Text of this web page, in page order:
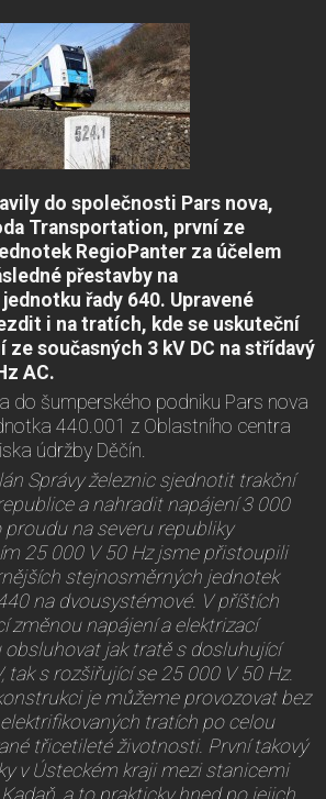
do společnosti Pars nova,
Transportation, první ze
RegioPanter za účelem
přestavby na
řady 640. Upravené
i na tratích, kde se uskuteční
ze současných 3 kV DC na střídavý
AC.
do šumperského podniku Pars nova
440.001 z Oblastního centra
údržby Děčín.
Správy železnic sjednotit trakční
a nahradit napájení 3 000
na severu republiky
25 000 V 50 Hz jsme přistoupili
stejnosměrných jednotek
na dvousystémové. V příštích
změnou napájení a elektrizací
jak tratě s dosluhující
tak s rozšiřující se 25 000 V 50 Hz.
je můžeme provozovat bez
tratích po celou
třicetileté životnosti. První takový
v Ústeckém kraji mezi stanicemi
a to prakticky hned po jejich